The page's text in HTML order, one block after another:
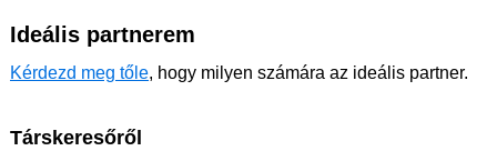
Ideális partnerem
Kérdezd meg tőle, hogy milyen számára az ideális partner.
Társkeresőről